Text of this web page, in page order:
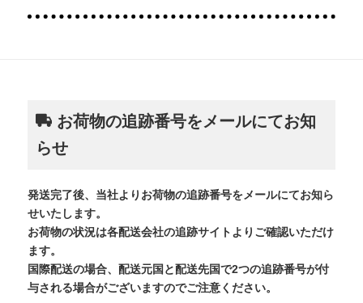
お荷物の追跡番号をメールにてお知
らせ
発送完了後、当社よりお荷物の追跡番号をメールにてお知ら
せいたします。
お荷物の状況は各配送会社の追跡サイトよりご確認いただけ
ます。
国際配送の場合、配送元国と配送先国で2つの追跡番号が付
与される場合がございますのでご注意ください。